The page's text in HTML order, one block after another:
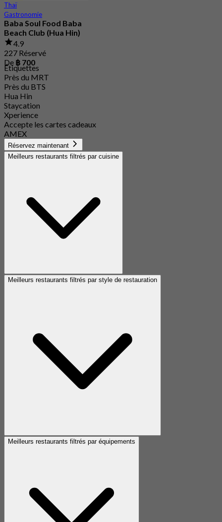
Thaï
Gastronomie
Baba Soul Food Baba
Beach Club (Hua Hin)
4.9
227 Réservé
De ฿ 700
Étiquettes
Près du MRT
Près du BTS
Hua Hin
Staycation
Xperience
Accepte les cartes cadeaux
AMEX
Réservez maintenant
Meilleurs restaurants filtrés par cuisine
Meilleurs restaurants filtrés par style de restauration
Meilleurs restaurants filtrés par équipements